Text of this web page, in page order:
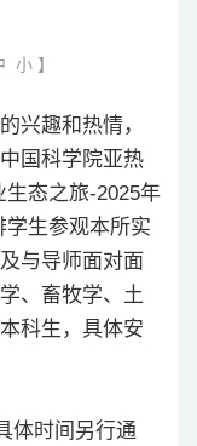
小 】
兴趣和热情，
国科学院亚热
生态之旅-2025年
学生参观本所实
与导师面对面
、畜牧学、土
科生，具体安
体时间另行通